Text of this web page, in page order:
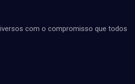
com o compromisso que todos